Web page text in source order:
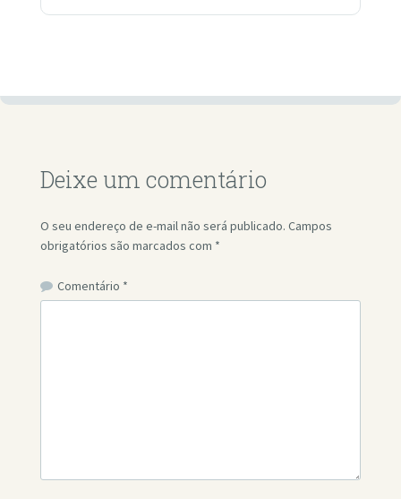
Deixe um comentário
O seu endereço de e-mail não será publicado. Campos
obrigatórios são marcados com *
Comentário *